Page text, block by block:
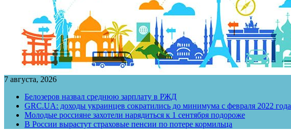
7 августа, 2026
Белозеров назвал среднюю зарплату в РЖД
GRC.UA: доходы украинцев сократились до минимума с февраля 2022 года
Молодые россияне захотели нарядиться к 1 сентября подороже
В России вырастут страховые пенсии по потере кормильца